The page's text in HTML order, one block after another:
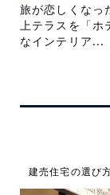
旅が恋しくなっ
上テラスを「ホ
なインテリア...
建売住宅の選び